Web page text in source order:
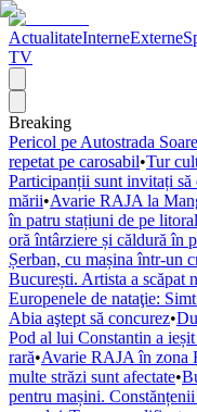
ActualitateInterneExterne
TV
Breaking
Pericol pe Autostrada
repetat pe carosabil•Tur
Participanții sunt invitați să
mării•Avarie RAJA la
în patru stațiuni de pe litoral
oră întârziere și căldură în
Șerban, cu mașina într-un
București. Artista a scăpat
Europenele de nataţie:
Abia aştept să concurez•
Pod al lui Constantin a
rară•Avarie RAJA în zona
multe străzi sunt afectate•
pentru mașini.